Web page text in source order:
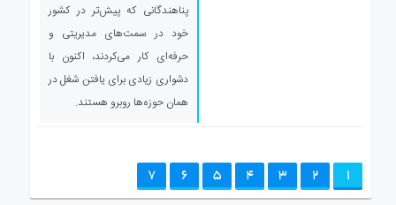
پناهندگانی که پیش‌تر در کشور
خود در سمت‌های مدیریتی و
حرفه‌ای کار می‌کردند، اکنون با
دشواری زیادی برای یافتن شغل در
همان حوزه‌ها روبرو هستند.
1
2
3
4
5
6
7